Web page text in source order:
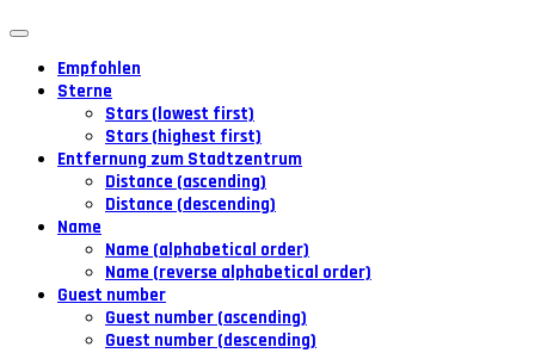
Empfohlen
Sterne
Stars (lowest first)
Stars (highest first)
Entfernung zum Stadtzentrum
Distance (ascending)
Distance (descending)
Name
Name (alphabetical order)
Name (reverse alphabetical order)
Guest number
Guest number (ascending)
Guest number (descending)